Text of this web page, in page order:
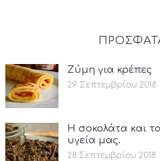
Ζύμη για κρέπες
29 Σεπτεμβρίου 2018
Η σοκολάτα και
υγεία μας.
28 Σεπτεμβρίου 2018